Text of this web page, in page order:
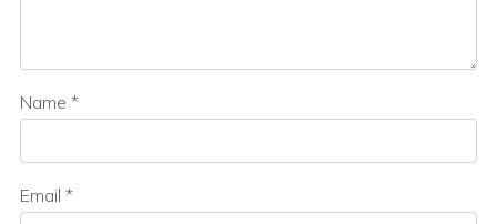
Name *
Email *